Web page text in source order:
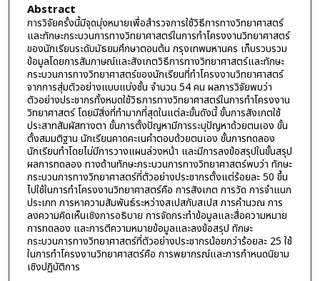
Abstract
การวิจัยครั้งนี้มีจุดมุ่งหมายเพื่อสำรวจการใช้วิธีการทางวิทยาศาสตร์
และทักษะกระบวนการทางวิทยาศาสตร์ในการทำโครงงานวิทยาศาสตร์
ของนักเรียนระดับมัธยมศึกษาตอนต้น กรุงเทพมหานคร เก็บรวบรวม
ข้อมูลโดยการสัมภาษณ์และสังเกตวิธีการทางวิทยาศาสตร์และทักษะ
กระบวนการทางวิทยาศาสตร์ของนักเรียนที่ทำโครงงานวิทยาศาสตร์
จากการสุ่มตัวอย่างแบบแบ่งชั้น จำนวน 54 คน ผลการวิจัยพบว่า
ตัวอย่างประชากรทั้งหมดใช้วิธการทางวิทยาศาสตร์ในการทำโครงงาน
วิทยาศาสตร์ โดยมีสิ่งที่ทำมากที่สุดในแต่ละขั้นดังนี้ ขั้นการสังเกตใช้
ประสาทสัมผัสทางตา ขั้นการตั้งปัญหามีการระบุปัญหาด้วยตนเอง ขั้น
ตั้งสมมติฐาน นักเรียนคาดคะเนคำตอบด้วยตนเอง ขั้นการทดลอง
นักเรียนทำโดยไม่มีการวางแผนล่วงหน้า และมีการลงข้อสรุปในขั้นสรุป
ผลการทดลอง ทางด้านทักษะกระบวนการทางวิทยาศาสตร์พบว่า ทักษะ
กระบวนการทางวิทยาศาสตร์ที่ตัวอย่างประชากรตั้งแต่ร้อยละ 50 ขึ้น
ไปใช้ในการทำโครงงานวิทยาศาสตร์คือ การสังเกต การวัด การจำแนก
ประเภท การหาความสัมพันธ์ระหว่างสเปสกับสเปส การคำนวณ การ
ลงความคิดเห็นเชิงการอธิบาย การจัดกระทำข้อมูลและสื่อความหมาย
การทดลอง และการตีความหมายข้อมูลและลงข้อสรุป ทักษะ
กระบวนการทางวิทยาศาสตร์ที่ตัวอย่างประชากรน้อยกว่าร้อยละ 25 ใช้
ในการทำโครงงานวิทยาศาสตร์คือ การพยากรณ์และการกำหนดนิยาม
เชิงปฏิบัติการ